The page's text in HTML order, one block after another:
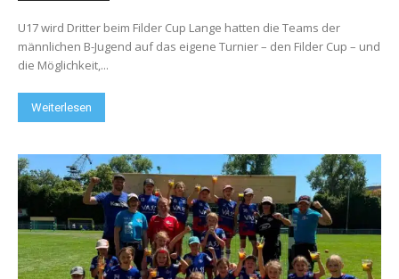
U17 wird Dritter beim Filder Cup Lange hatten die Teams der
männlichen B-Jugend auf das eigene Turnier – den Filder Cup – und
die Möglichkeit,...
Weiterlesen